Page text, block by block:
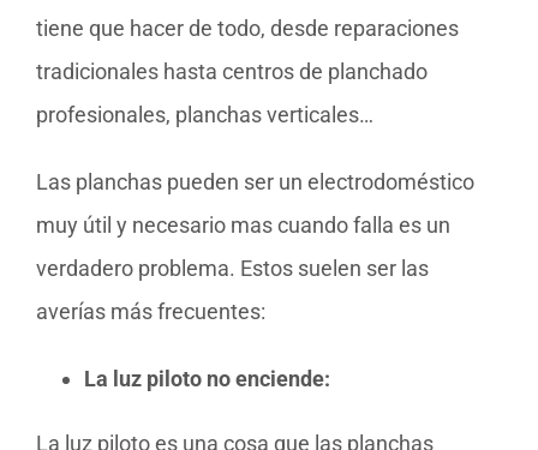
tiene que hacer de todo, desde reparaciones
tradicionales hasta centros de planchado
profesionales, planchas verticales…
Las planchas pueden ser un electrodoméstico
muy útil y necesario mas cuando falla es un
verdadero problema. Estos suelen ser las
averías más frecuentes:
La luz piloto no enciende:
La luz piloto es una cosa que las planchas